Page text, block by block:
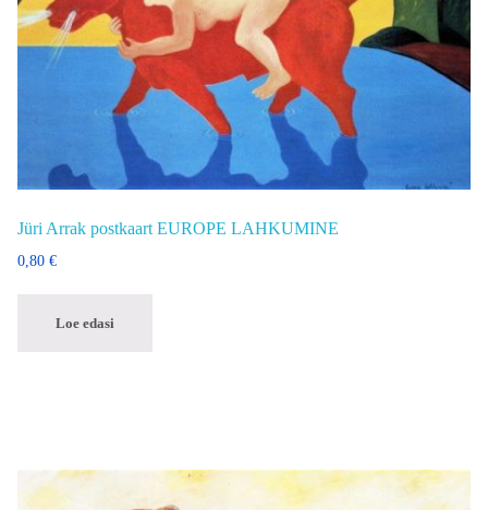
Jüri Arrak postkaart EUROPE LAHKUMINE
0,80 €
Loe edasi